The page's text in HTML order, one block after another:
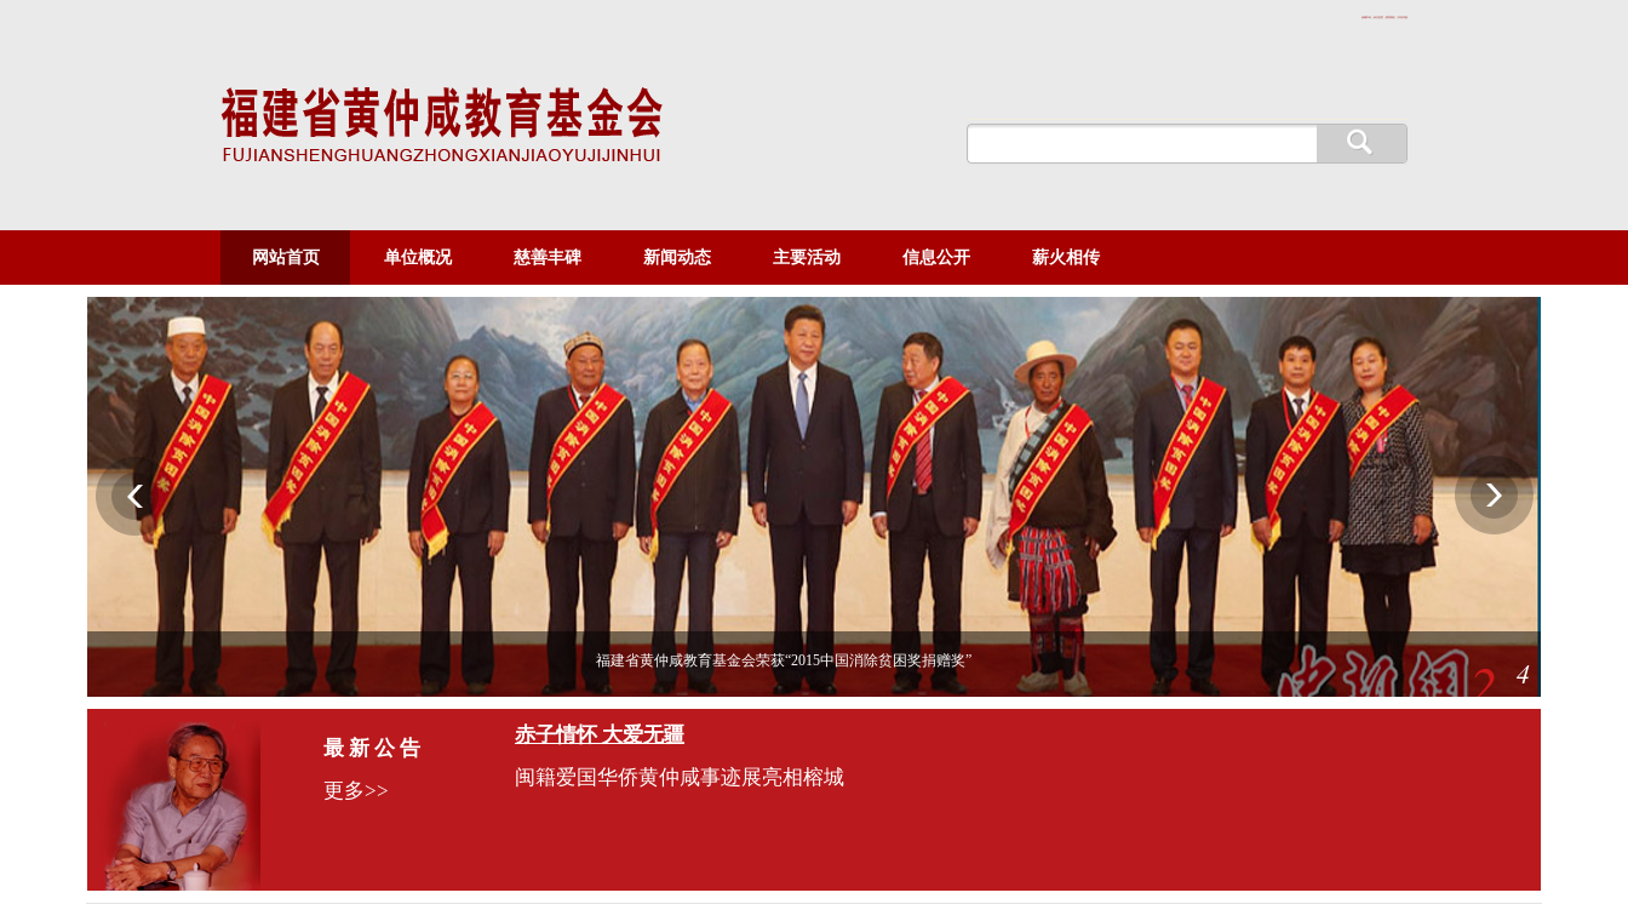
网站首页 单位概况 慈善丰碑 新闻动态 主要活动 信息公开 薪火相传
福建省黄仲咸教育基金会荣获“2015中国消除贫困奖捐赠奖” 2 4
最 新 公 告
更多>>
赤子情怀 大爱无疆
闽籍爱国华侨黄仲咸事迹展亮相榕城